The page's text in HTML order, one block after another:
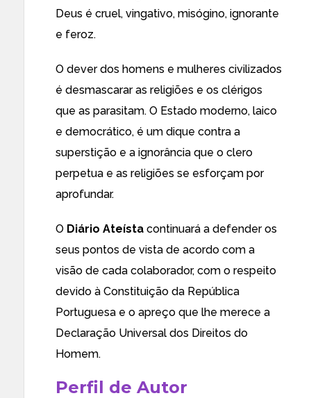
Deus é cruel, vingativo, misógino, ignorante
e feroz.
O dever dos homens e mulheres civilizados
é desmascarar as religiões e os clérigos
que as parasitam. O Estado moderno, laico
e democrático, é um dique contra a
superstição e a ignorância que o clero
perpetua e as religiões se esforçam por
aprofundar.
O Diário Ateísta continuará a defender os
seus pontos de vista de acordo com a
visão de cada colaborador, com o respeito
devido à Constituição da República
Portuguesa e o apreço que lhe merece a
Declaração Universal dos Direitos do
Homem.
Perfil de Autor